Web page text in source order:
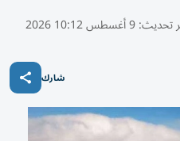
تحديث:9 أغسطس 10:12 2026
شارك